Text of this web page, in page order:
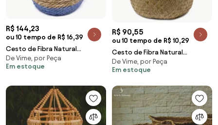
R$ 144,23
ou 10 tempo de R$ 16,39
Cesto de Fibra Natural
Seagrass Com Fundo Azul
24,5x31x33 cm E02 - D'Rossi
De Vime, por Peça
Em estoque
R$ 90,55
ou 10 tempo de R$ 10,29
Cesto de Fibra Natural
Decorativa 2 Em 1 31x32x35 cm
F01 - D'Rossi
De Vime, por Peça
Em estoque